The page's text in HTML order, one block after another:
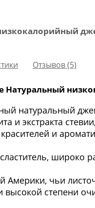
Отзывов (5)
Натуральный
натуральный
и экстракта
и
широко
Америки, чьи
высокой степени